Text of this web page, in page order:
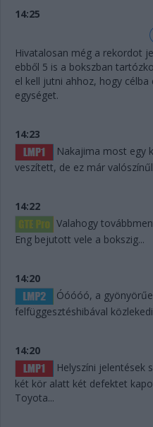
14:25
Hivatalosan még a rekordot
ebből 5 is a bokszban
el kell jutni ahhoz, hogy
egységet.
14:23
Nakajima most egy
veszített, de ez már
14:22
Valahogy
Eng bejutott vele a bokszig...
14:20
Óóóóó, a
felfüggesztéshibával
14:20
Helyszíni jelentések
két kör alatt két defektet
Toyota...